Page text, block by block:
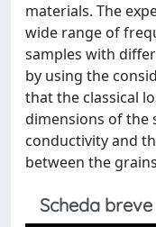
materials. The
wide range of
samples with
by using the
that the classical
dimensions of the
conductivity and
between the
Scheda breve